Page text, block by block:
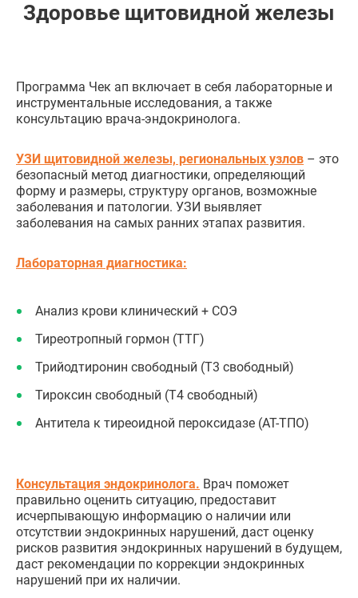
Здоровье щитовидной железы
Программа Чек ап включает в себя лабораторные и
инструментальные исследования, а также
консультацию врача-эндокринолога.
УЗИ щитовидной железы, региональных узлов – это
безопасный метод диагностики, определяющий
форму и размеры, структуру органов, возможные
заболевания и патологии. УЗИ выявляет
заболевания на самых ранних этапах развития.
Лабораторная диагностика:
Анализ крови клинический + СОЭ
Тиреотропный гормон (ТТГ)
Трийодтиронин свободный (Т3 свободный)
Тироксин свободный (Т4 свободный)
Антитела к тиреоидной пероксидазе (АТ-ТПО)
Консультация эндокринолога. Врач поможет
правильно оценить ситуацию, предоставит
исчерпывающую информацию о наличии или
отсутствии эндокринных нарушений, даст оценку
рисков развития эндокринных нарушений в будущем,
даст рекомендации по коррекции эндокринных
нарушений при их наличии.